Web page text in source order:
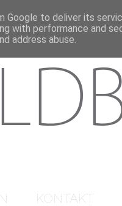
KONTAKT
Google to deliver its
with performance and
address abuse.